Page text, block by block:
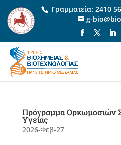
Γραμματεία: 2410
g-
Πρόγραμμα Ορκωμοσιών
Υγείας
2026-Φεβ-27